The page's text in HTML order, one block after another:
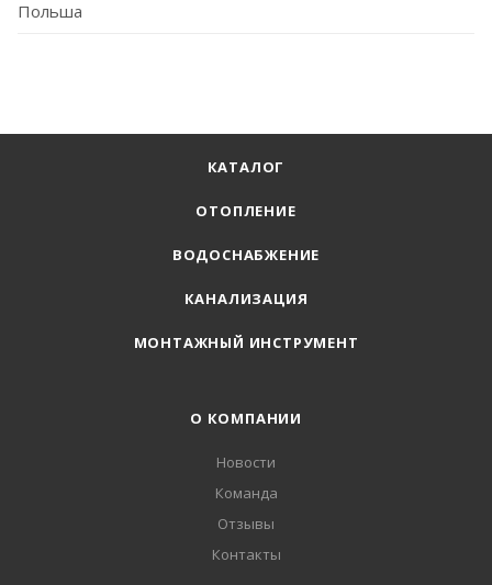
Польша
КАТАЛОГ
ОТОПЛЕНИЕ
ВОДОСНАБЖЕНИЕ
КАНАЛИЗАЦИЯ
МОНТАЖНЫЙ ИНСТРУМЕНТ
О КОМПАНИИ
Новости
Команда
Отзывы
Контакты